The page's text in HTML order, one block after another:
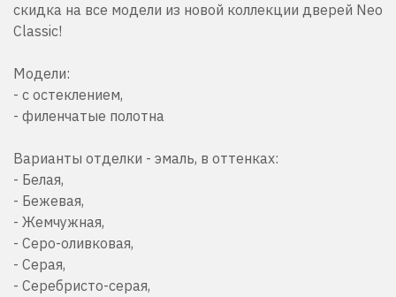
скидка на все модели из новой коллекции дверей Neo
Classic!
Модели:
- с остеклением,
- филенчатые полотна
Варианты отделки - эмаль, в оттенках:
- Белая,
- Бежевая,
- Жемчужная,
- Серо-оливковая,
- Серая,
- Серебристо-серая,